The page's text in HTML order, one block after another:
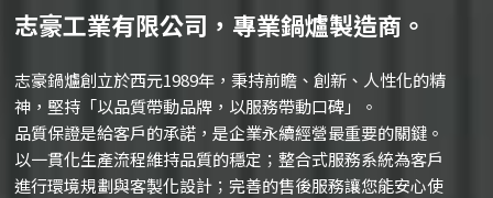
志豪⼯業有限公司，專業鍋爐製造商。
志豪鍋爐創立於西元1989年，秉持前瞻、創新、人性化的精
神，堅持「以品質帶動品牌，以服務帶動口碑」。
品質保證是給客戶的承諾，是企業永續經營最重要的關鍵。
以一貫化生產流程維持品質的穩定；整合式服務系統為客戶
進行環境規劃與客製化設計；完善的售後服務讓您能安心使